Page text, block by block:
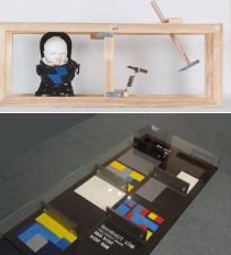
ChristinaWIMMER
MonikaSCHÖNBACHER –
FRISCHENSCHLAGER